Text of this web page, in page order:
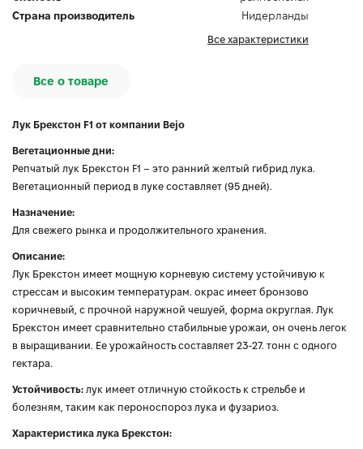
Страна производитель
Нидерланды
Все характеристики
Все о товаре
Лук Брекстон F1 от компании Bejo
Вегетационные дни:
Репчатый лук Брекстон F1 – это ранний желтый гибрид лука.
Вегетационный период в луке составляет (95 дней).
Назначение:
Для свежего рынка и продолжительного хранения.
Описание:
Лук Брекстон имеет мощную корневую систему устойчивую к
стрессам и высоким температурам. окрас имеет бронзово
коричневый, с прочной наружной чешуей, форма округлая. Лук
Брекстон имеет сравнительно стабильные урожаи, он очень легок
в выращивании. Ее урожайность составляет 23-27. тонн с одного
гектара.
Устойчивость: лук имеет отличную стойкость к стрельбе и
болезням, таким как пероноспороз лука и фузариоз.
Характеристика лука Брекстон: